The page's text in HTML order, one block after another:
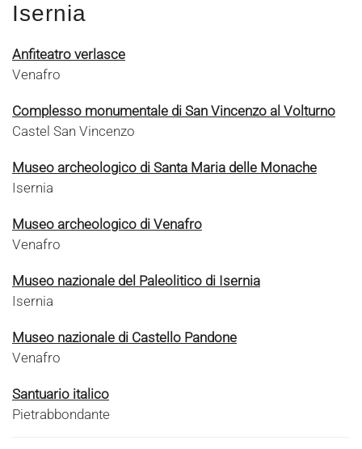
Isernia
Anfiteatro verlasce
Venafro
Complesso monumentale di San Vincenzo al Volturno
Castel San Vincenzo
Museo archeologico di Santa Maria delle Monache
Isernia
Museo archeologico di Venafro
Venafro
Museo nazionale del Paleolitico di Isernia
Isernia
Museo nazionale di Castello Pandone
Venafro
Santuario italico
Pietrabbondante